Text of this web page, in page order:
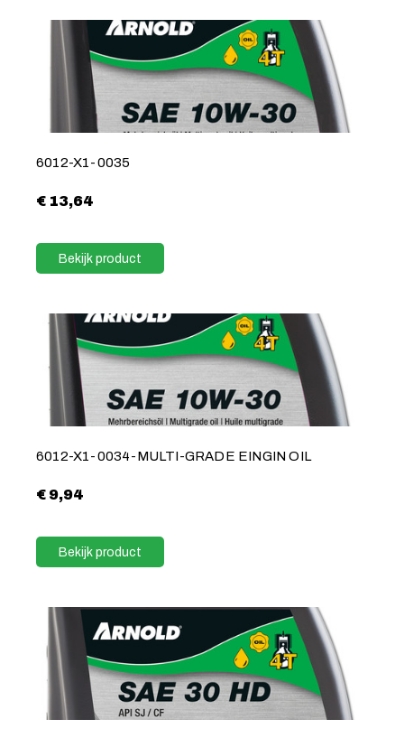
6012-X1-0035
€ 13,64
Bekijk product
6012-X1-0034-MULTI-GRADE EINGIN OIL
€9,94
Bekijk product